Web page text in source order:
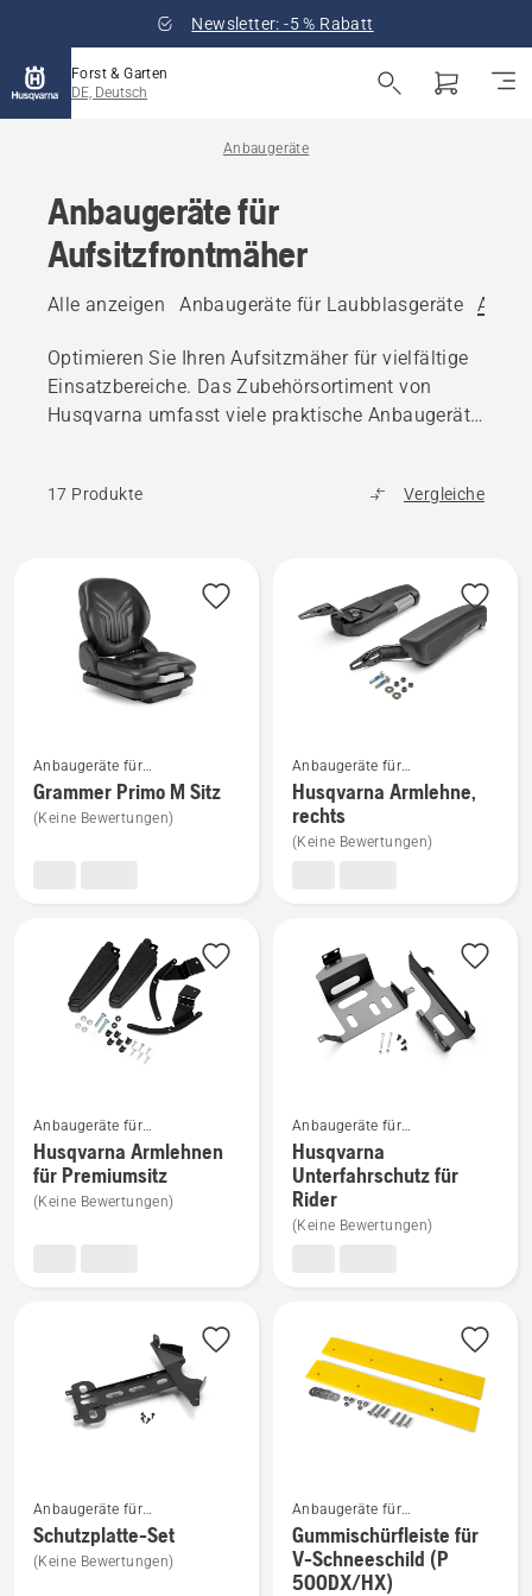
Newsletter: -5 % Rabatt
Forst & Garten
DE, Deutsch
Anbaugeräte
Anbaugeräte für
Aufsitzfrontmäher
Alle anzeigen Anbaugeräte für Laubblasgeräte
Optimieren Sie Ihren Aufsitzmäher für vielfältige
Einsatzbereiche. Das Zubehörsortiment von
Husqvarna umfasst viele praktische Anbaugeräte
17 Produkte Vergleiche
Produkte
Details
zu
Grammer
Anbaugeräte für
Aufsitzfrontmäher
Grammer Primo M Sitz
(Keine Bewertungen)
Details
zu
Husqvarna
Armlehne,
Anbaugeräte für
Aufsitzfrontmäher
Husqvarna Armlehne,
rechts
(Keine Bewertungen)
Mehr
Details
zu
Husqvarna
Anbaugeräte für
Aufsitzfrontmäher
Husqvarna Armlehnen
für Premiumsitz
(Keine Bewertungen)
Mehr
Details
zu
Husqvarna
Unterfahrschutz
Anbaugeräte für
Aufsitzfrontmäher
Husqvarna
Unterfahrschutz für
Rider
(Keine Bewertungen)
Mehr
Details
zu
Anbaugeräte für
Aufsitzfrontmäher
Schutzplatte-Set
(Keine Bewertungen)
Mehr
Details
zu
Gummischürfleiste
Anbaugeräte für
Aufsitzfrontmäher
Gummischürfleiste für
V-Schneeschild (P
500DX/HX)